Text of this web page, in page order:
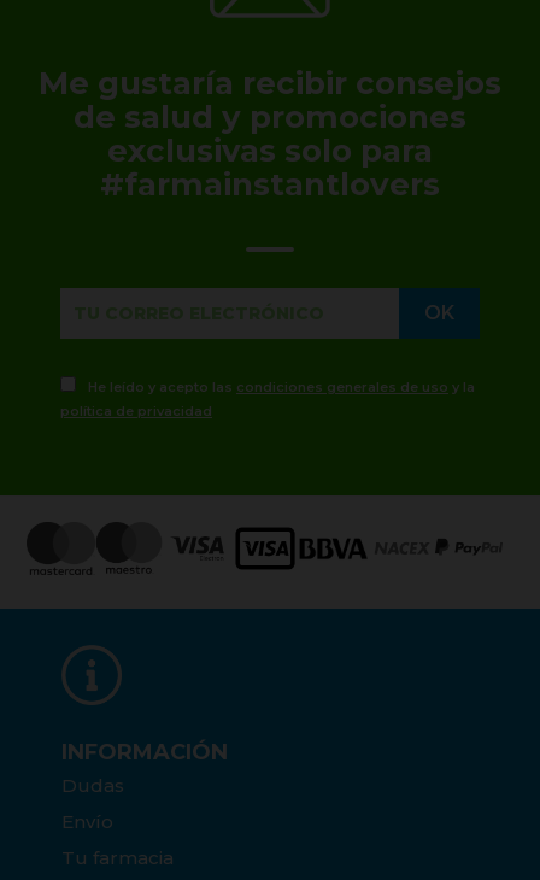
Me gustaría recibir consejos
de salud y promociones
exclusivas solo para
#farmainstantlovers
He leído y acepto las condiciones generales de uso y la
política de privacidad
INFORMACIÓN
Dudas
Envío
Tu farmacia